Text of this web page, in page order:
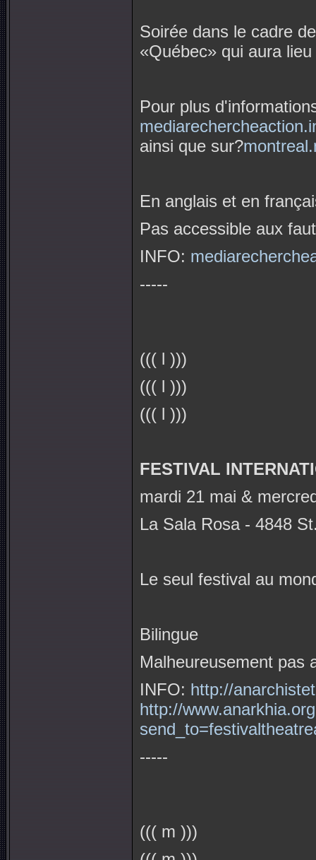
Soirée dans le cadre
«Québec» qui aura
Pour plus
ainsi que sur?
En anglais et en
Pas accessible aux
INFO:
-----
((( l )))
((( l )))
((( l )))
FESTIVAL
mardi 21 mai &
La Sala Rosa - 4848
Le seul festival au
Bilingue
Malheureusement pas
INFO: http://
http://
-----
((( m )))